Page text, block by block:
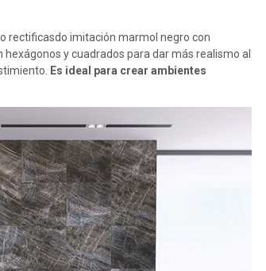
rectificasdo imitación marmol negro con
y cuadrados para dar más realismo al
Es ideal para crear ambientes